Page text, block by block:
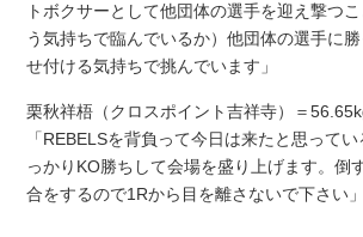
トボクサーとして他団体の選手を迎え撃つ
う気持ちで臨んでいるか）他団体の選手に
せ付ける気持ちで挑んでいます」
栗秋祥梧（クロスポイント吉祥寺）＝
「REBELSを背負って今日は来たと思って
っかりKO勝ちして会場を盛り上げます。倒
合をするので1Rから目を離さないで下さい」